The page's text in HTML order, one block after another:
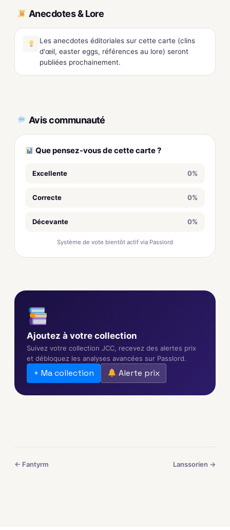
Anecdotes & Lore
Les anecdotes éditoriales sur cette carte (clins
d'œil, easter eggs, références au lore) seront
publiées prochainement.
Avis communauté
Que pensez-vous de cette carte ?
Excellente 0%
Correcte 0%
Décevante 0%
Système de vote bientôt actif via Passlord
Ajoutez à votre collection
Suivez votre collection JCC, recevez des alertes prix
et débloquez les analyses avancées sur Passlord.
+ Ma collection Alerte prix
← Fantyrm Lanssorien →